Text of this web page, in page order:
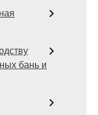
бань и